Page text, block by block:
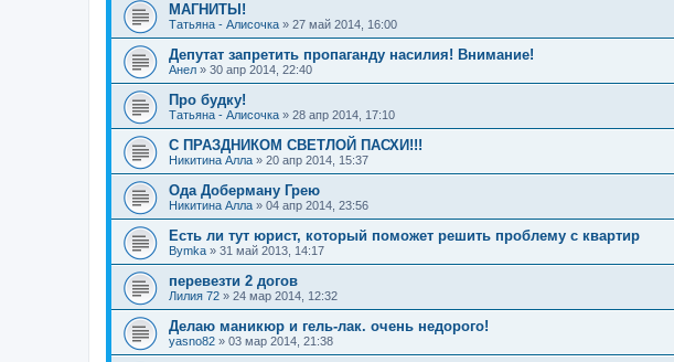
МАГНИТЫ!
Татьяна - Алисочка » 27 май 2014, 16:00
Депутат запретить пропаганду насилия! Внимание!
Анел » 30 апр 2014, 22:40
Про будку!
Татьяна - Алисочка » 28 апр 2014, 17:10
С ПРАЗДНИКОМ СВЕТЛОЙ ПАСХИ!!!
Никитина Алла » 20 апр 2014, 15:37
Ода Доберману Грею
Никитина Алла » 04 апр 2014, 23:56
Есть ли тут юрист, который поможет решить проблему с квартир
Bymka » 31 май 2013, 14:17
перевезти 2 догов
Лилия 72 » 24 мар 2014, 12:32
Делаю маникюр и гель-лак. очень недорого!
yasno82 » 03 мар 2014, 21:38